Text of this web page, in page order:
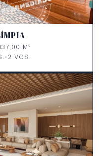
M²
• 2 VGS.